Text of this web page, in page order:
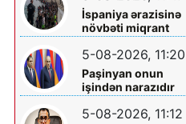
çağırış
İspaniya ərazisinə
növbəti miqrant
axını gözlənilir?
5-08-2026, 11:20
Paşinyan onun
işindən narazıdır
5-08-2026, 11:12